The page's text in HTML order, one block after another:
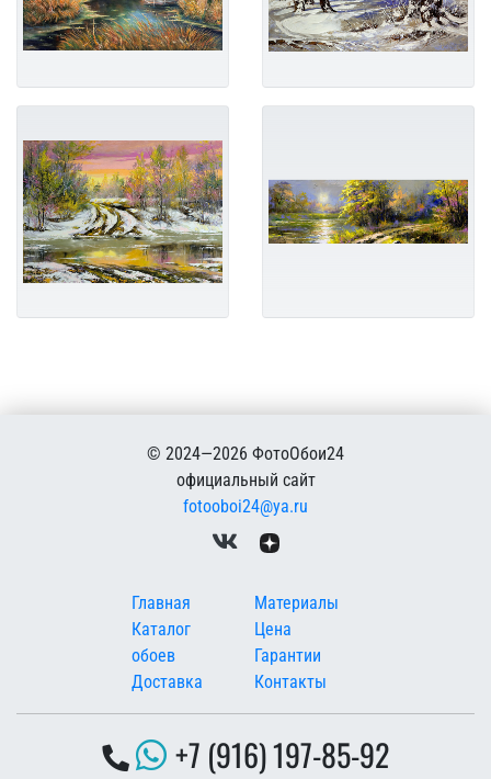
© 2024—2026 ФотоОбои24
официальный сайт
fotooboi24@ya.ru
Меню в подвале
Главная
Каталог
обоев
Доставка
Материалы
Цена
Гарантии
Контакты
+7 (916) 197-85-92